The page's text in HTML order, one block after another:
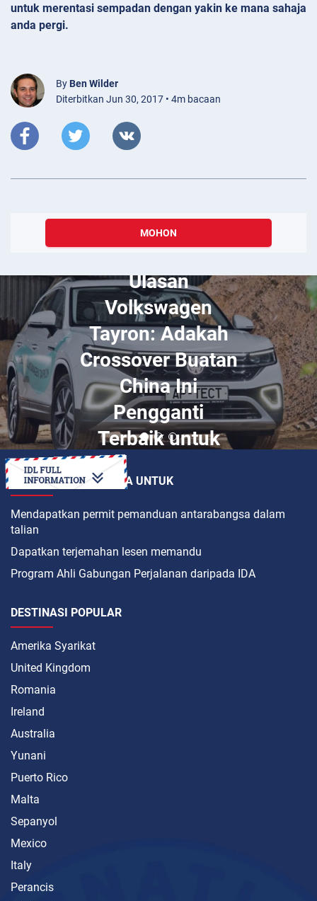
untuk merentasi sempadan dengan yakin ke mana sahaja
anda pergi.
By Ben Wilder
Diterbitkan Jun 30, 2017 • 4m bacaan
MOHON
Disember 24, 2023
10 Fakta Menarik
Tentang Tanzania
BAGAIMANAKAH CARA UNTUK
Mendapatkan permit pemanduan antarabangsa dalam
talian
Dapatkan terjemahan lesen memandu
Program Ahli Gabungan Perjalanan daripada IDA
DESTINASI POPULAR
Amerika Syarikat
United Kingdom
Romania
Ireland
Australia
Yunani
Puerto Rico
Malta
Sepanyol
Mexico
Italy
Perancis